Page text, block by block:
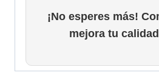
¡No esperes más!
mejora tu